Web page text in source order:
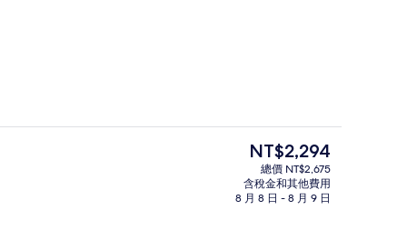
2 間餐廳；供應早餐、午餐和晚餐
目
的
價
NT$2,294
總價 NT$2,675
含稅金和其他費用
8 月 8 日 - 8 月 9 日